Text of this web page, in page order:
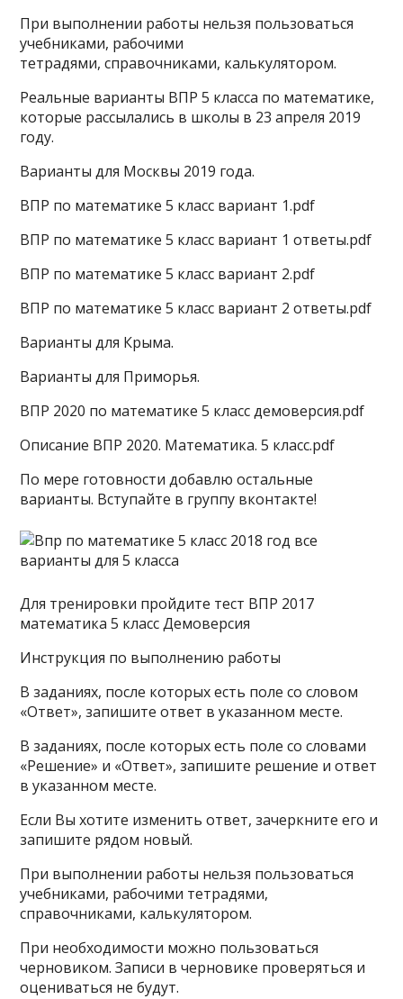
При выполнении работы нельзя пользоваться
учебниками, рабочими
тетрадями, справочниками, калькулятором.
Реальные варианты ВПР 5 класса по математике,
которые рассылались в школы в 23 апреля 2019
году.
Варианты для Москвы 2019 года.
ВПР по математике 5 класс вариант 1.pdf
ВПР по математике 5 класс вариант 1 ответы.pdf
ВПР по математике 5 класс вариант 2.pdf
ВПР по математике 5 класс вариант 2 ответы.pdf
Варианты для Крыма.
Варианты для Приморья.
ВПР 2020 по математике 5 класс демоверсия.pdf
Описание ВПР 2020. Математика. 5 класс.pdf
По мере готовности добавлю остальные
варианты. Вступайте в группу вконтакте!
Для тренировки пройдите тест ВПР 2017
математика 5 класс Демоверсия
Инструкция по выполнению работы
В заданиях, после которых есть поле со словом
«Ответ», запишите ответ в указанном месте.
В заданиях, после которых есть поле со словами
«Решение» и «Ответ», запишите решение и ответ
в указанном месте.
Если Вы хотите изменить ответ, зачеркните его и
запишите рядом новый.
При выполнении работы нельзя пользоваться
учебниками, рабочими тетрадями,
справочниками, калькулятором.
При необходимости можно пользоваться
черновиком. Записи в черновике проверяться и
оцениваться не будут.